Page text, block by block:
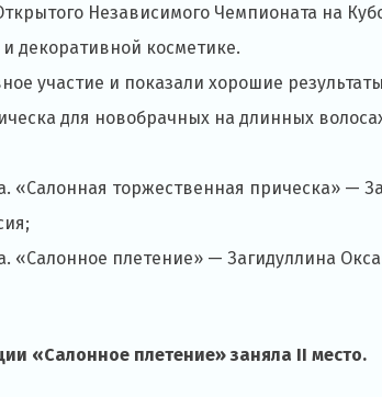
Независимого Чемпионата на
декоративной косметике.
участие и показали хорошие
для новобрачных на длинных
«Салонная торжественная прическа» —
«Салонное плетение» — Загидуллина
«Салонное плетение» заняла II место.